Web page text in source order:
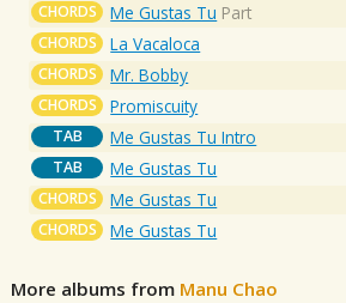
CHORDS Me Gustas Tu Part
CHORDS La Vacaloca
CHORDS Mr. Bobby
CHORDS Promiscuity
TAB Me Gustas Tu Intro
TAB Me Gustas Tu
CHORDS Me Gustas Tu
CHORDS Me Gustas Tu
More albums from Manu Chao